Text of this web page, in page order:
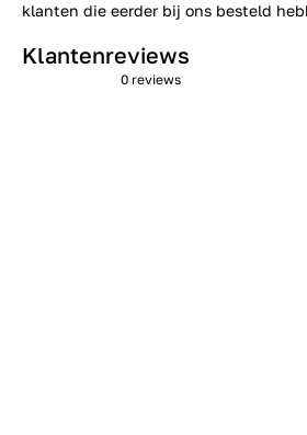
klanten die eerder bij ons besteld
Klantenreviews
0 reviews